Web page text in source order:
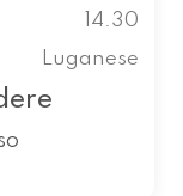
14.30
Luganese